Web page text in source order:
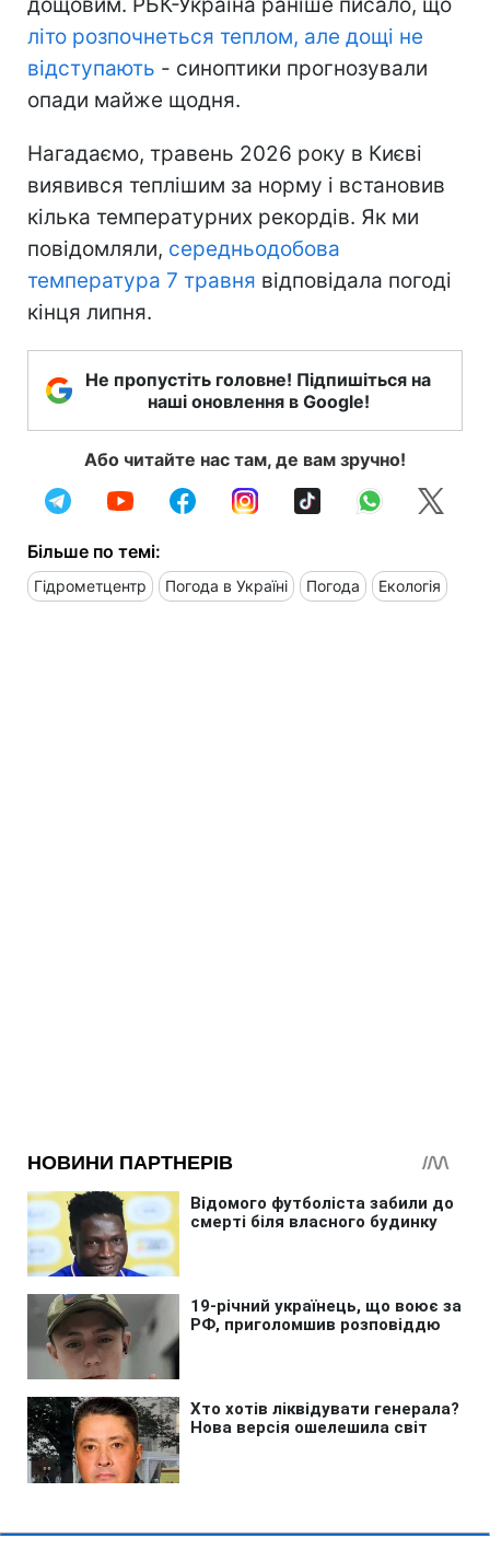
дощовим. РБК-Україна раніше писало, що
літо розпочнеться теплом, але дощі не
відступають - синоптики прогнозували
опади майже щодня.
Нагадаємо, травень 2026 року в Києві
виявився теплішим за норму і встановив
кілька температурних рекордів. Як ми
повідомляли, середньодобова
температура 7 травня відповідала погоді
кінця липня.
Не пропустіть головне! Підпишіться на
наші оновлення в Google!
Або читайте нас там, де вам зручно!
Більше по темі:
Гідрометцентр Погода в Україні Погода Екологія